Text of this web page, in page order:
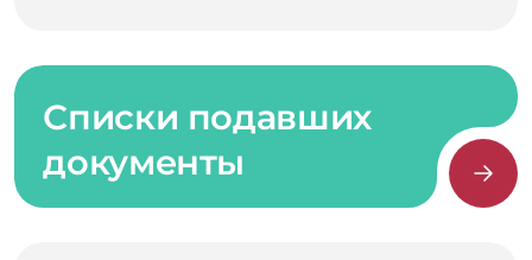
Списки подавших
документы